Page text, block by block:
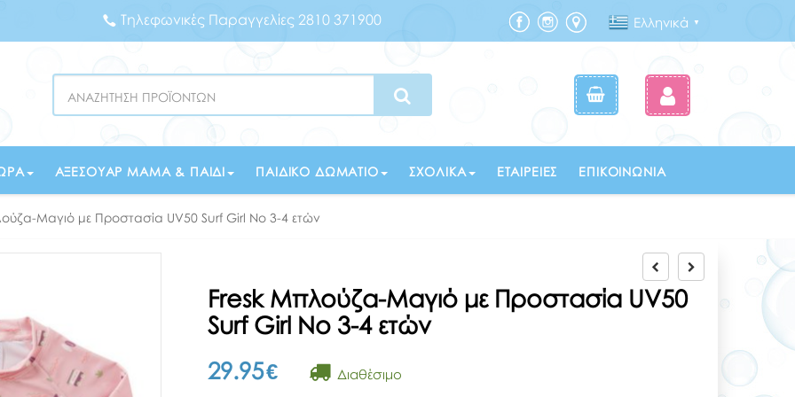
Τηλεφωνικές Παραγγελίες 2810 371900 Ελληνικά ▼
ΑΞΕΣΟΥΆΡ ΜΑΜΆ & ΠΑΙΔΊ ΠΑΙΔΙΚΌ ΔΩΜΆΤΙΟ ΣΧΟΛΙΚΆ ΕΤΑΙΡΕΊΕΣ ΕΠΙΚΟΙΝΩΝΊΑ
Μαγιό με Προστασία UV50 Surf Girl Νο 3-4 ετών
Fresk Μπλούζα-Μαγιό με Προστασία UV50
Surf Girl Νο 3-4 ετών
29.95€ Διαθέσιμο